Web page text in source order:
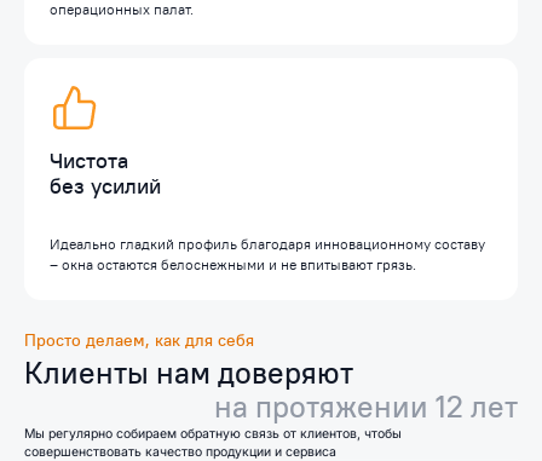
операционных палат.
Чистота
без усилий
Идеально гладкий профиль благодаря инновационному составу
– окна остаются белоснежными и не впитывают грязь.
Просто делаем, как для себя
Клиенты нам доверяют
на протяжении 12 лет
Мы регулярно собираем обратную связь от клиентов, чтобы
совершенствовать качество продукции и сервиса